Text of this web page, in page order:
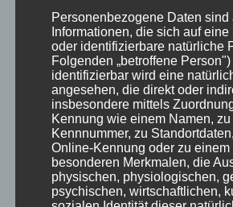
Sind Ihre Ziele noch möglich?
Treffen Sie die richtige
Personenbezogene Daten sind
Informationen, die sich auf
oder identifizierbare natürliche
Folgenden „betroffene
identifizierbar wird eine
angesehen, die direkt oder
insbesondere mittels
Kennung wie einem Namen,
Kennnummer, zu
Online-Kennung oder zu einem
besonderen Merkmalen, die
physischen, physiologischen,
psychischen, wirtschaftlichen,